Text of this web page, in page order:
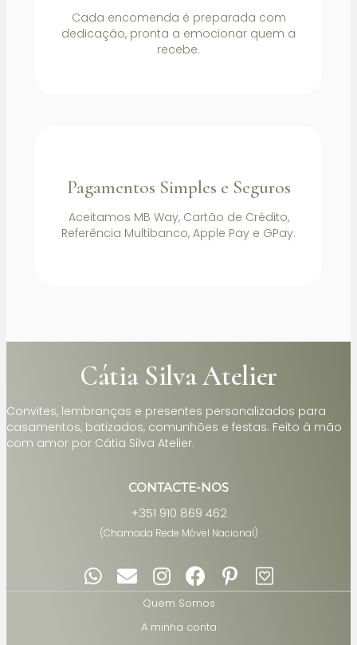
Cada encomenda é preparada com
dedicação, pronta a emocionar quem a
recebe.
Pagamentos Simples e Seguros
Aceitamos MB Way, Cartão de Crédito,
Referência Multibanco, Apple Pay e GPay.
Cátia Silva Atelier
Convites, lembranças e presentes personalizados para
casamentos, batizados, comunhões e festas. Feito à mão
com amor por Cátia Silva Atelier.
CONTACTE-NOS
+351 910 869 462
(Chamada Rede Móvel Nacional)
Quem Somos
A minha conta